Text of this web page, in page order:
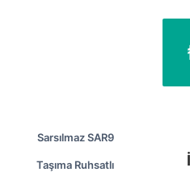
Sarsılmaz SAR9
Taşıma Ruhsatlı